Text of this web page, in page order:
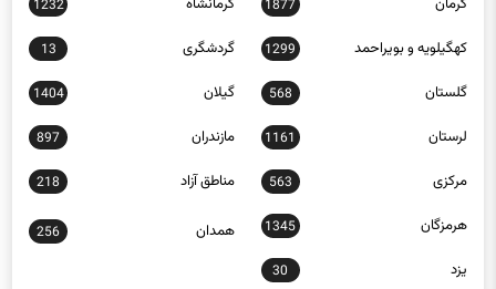
کهگیلویه و بویراحمد 1299 گردشگری 13
گلستان 568 گیلان 1404
لرستان 1161 مازندران 897
مرکزی 563 مناطق آزاد 218
هرمزگان 1345
256
یزد 30